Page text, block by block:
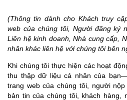
(Thông tin dành cho Khách truy
web của chúng tôi, Người đăng ký
Liên hệ kinh doanh, Nhà cung cấp,
nhân khác liên hệ với chúng tôi bên
Khi chúng tôi thực hiện các hoạt
thu thập dữ liệu cá nhân của
trang web của chúng tôi, người
bản tin của chúng tôi, khách hàng,